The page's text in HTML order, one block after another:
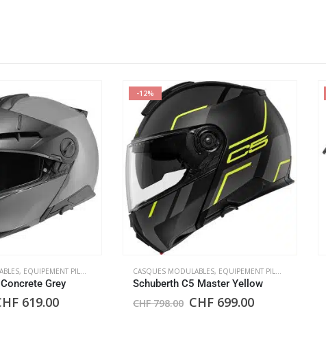
, EQUIPEMENT PILOTE
Grey
619.00
-12%
CASQUES MODULABLES, EQUIPEMENT PILOTE
Schuberth C5 Master Yellow
CHF798.00 CHF 699.00